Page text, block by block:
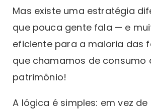
Mas existe uma estratégia
que pouca gente fala — e
eficiente para a maioria das
que chamamos de consumo
patrimônio!
A lógica é simples: em vez